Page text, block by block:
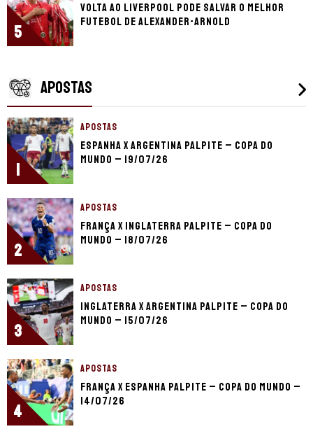
5
Volta ao Liverpool pode salvar o melhor
futebol de Alexander-Arnold
APOSTAS
1
APOSTAS
Espanha x Argentina palpite – Copa do
Mundo – 19/07/26
2
APOSTAS
França x Inglaterra palpite – Copa do
Mundo – 18/07/26
3
APOSTAS
Inglaterra x Argentina palpite – Copa do
Mundo – 15/07/26
4
APOSTAS
França x Espanha palpite – Copa do Mundo –
14/07/26